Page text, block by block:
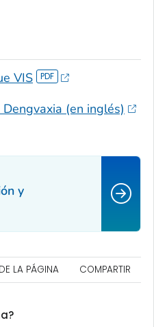
VIS
(en inglés)
y
LA PÁGINA COMPARTIR